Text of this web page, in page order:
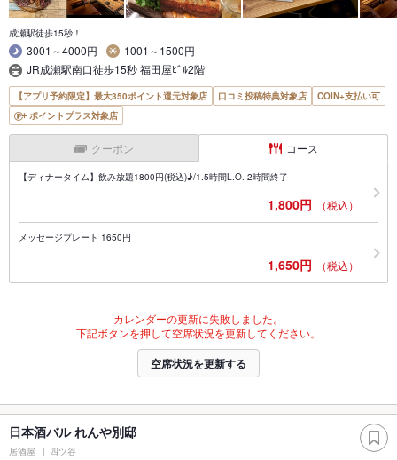
成瀬駅徒歩15秒！
3001～4000円
1001～1500円
JR成瀬駅南口徒歩15秒 福田屋ﾋﾞﾙ2階
【アプリ予約限定】最大350ポイント還元対象店 口コミ投稿特典対象店
COIN+支払い可
ポイントプラス対象店
クーポン コース
【ディナータイム】飲み放題1800円(税込)♪/1.5時間L.O. 2時間終了
1,800円 （税込）
メッセージプレート 1650円
1,650円 （税込）
カレンダーの更新に失敗しました。
下記ボタンを押して空席状況を更新してください。
空席状況を更新する
日本酒バル れんや別邸
居酒屋 四ツ谷